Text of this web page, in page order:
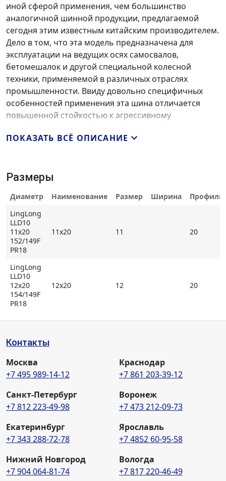
иной сферой применения, чем большинство
аналогичной шинной продукции, предлагаемой
сегодня этим известным китайским производителем.
Дело в том, что эта модель предназначена для
эксплуатации на ведущих осях самосвалов,
бетомешалок и другой специальной колесной
техники, применяемой в различных отраслях
промышленности. Ввиду довольно специфичных
особенностей применения эта шина отличается
повышенной стойкостью к агрессивному
тягово-сцепными свойствами не только на
Универсальный протекторный рисунок
Одной из ключевых особенностей
обусловленных специфичными условиями ее
эксплуатации, является оригинальный дизайн
симметричного ненаправленного рисунка
протектора. Он отличается наличием большого
количества отдельных элементов – блоков сложной
многоугольной формы и массивных размеров. Из
них сформировано три продольных ребра,
сопротивление качению и хорошую курсовую
Широкое центральное ребро
очень значительной шириной, что было достигнуто
за счет увеличения размеров блоков,
расположенных в этой части протектора. Такой
дизайн позволил значительно расширить опорную
поверхность, что с одной стороны привело к
улучшению сцепления, а с другой – обеспечивает
более равномерное распределение внешнего
ПОКАЗАТЬ ВСЁ ОПИСАНИЕ
Размеры
Диаметр Наименование Размер Ширина
Профиль
LingLong
LLD10
11x20
152/149F
PR18
11x20 11 20
LingLong
LLD10
12x20
154/149F
PR18
12x20 12 20
Контакты
Москва
+7 495 989-14-12
Санкт-Петербург
+7 812 223-49-98
Екатеринбург
+7 343 288-72-78
Нижний Новгород
+7 904 064-81-74
Краснодар
+7 861 203-39-12
Воронеж
+7 473 212-09-73
Ярославль
+7 4852 60-95-58
Вологда
+7 817 220-46-49